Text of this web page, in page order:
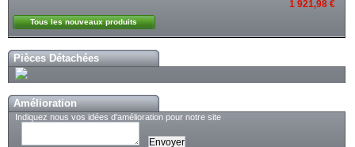
1 921,98 €
Tous les nouveaux produits
Pièces Détachées
Amélioration
Indiquez nous vos idées d'amélioration pour notre site